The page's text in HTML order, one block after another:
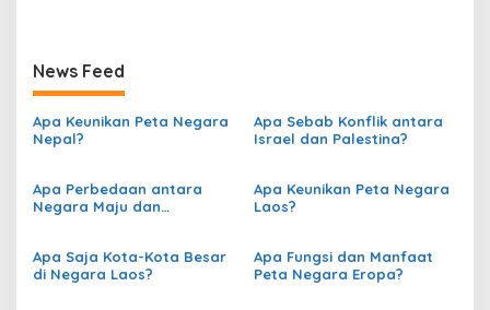
News Feed
Apa Keunikan Peta Negara
Nepal?
Apa Sebab Konflik antara
Israel dan Palestina?
Apa Perbedaan antara
Negara Maju dan
Apa Keunikan Peta Negara
Laos?
Apa Saja Kota-Kota Besar
di Negara Laos?
Apa Fungsi dan Manfaat
Peta Negara Eropa?